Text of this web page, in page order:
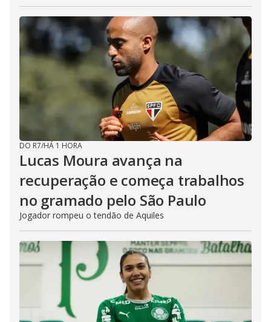
DO R7/HÁ 1 HORA
Lucas Moura avança na
recuperação e começa trabalhos
no gramado pelo São Paulo
Jogador rompeu o tendão de Aquiles